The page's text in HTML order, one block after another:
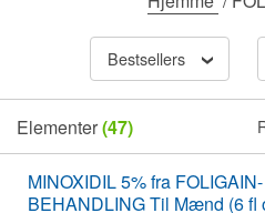
Bestsellers
Elementer(47)
MINOXIDIL 5% fra
BEHANDLING Til Mænd (6 fl